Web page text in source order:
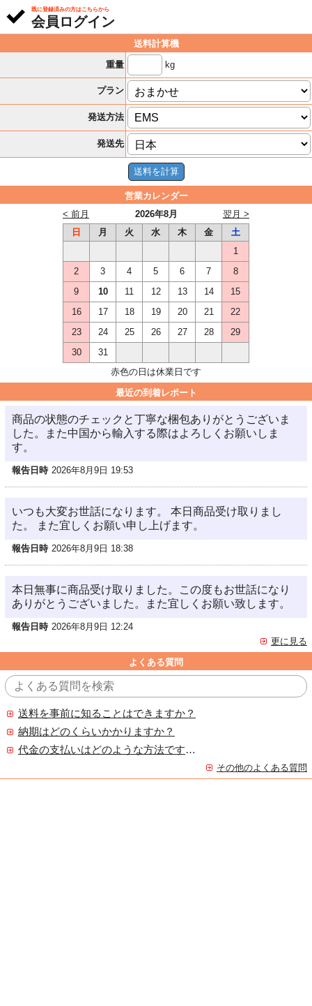
既に登録済みの方はこちらから
会員ログイン
送料計算機
重量
kg
プラン
発送方法
発送先
営業カレンダー
2026年8月
< 前月
翌月 >
日
月 火 水 木 金
土
1
2
3 4 5 6 7
8
9
10 11 12 13 14
15
16
17 18 19 20 21
22
23
24 25 26 27 28
29
30
31
赤色の日は休業日です
最近の到着レポート
商品の状態のチェックと丁寧な梱包ありがとうございま
した。また中国から輸入する際はよろしくお願いしま
す。
報告日時 2026年8月9日 19:53
いつも大変お世話になります。 本日商品受け取りまし
た。 また宜しくお願い申し上げます。
報告日時 2026年8月9日 18:38
本日無事に商品受け取りました。この度もお世話になり
ありがとうございました。また宜しくお願い致します。
報告日時 2026年8月9日 12:24
更に見る
よくある質問
送料を事前に知ることはできますか？
納期はどのくらいかかりますか？
代金の支払いはどのような方法ですか？
その他のよくある質問